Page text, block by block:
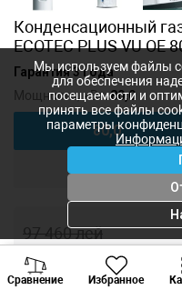
Конденсационный
ECOTEC PLUS VU OE
Гарантия 3 года
Мощность, кВт:80,0
80,0
97 460лей
88 600 лей
Сравнение Избранное
Мы используем файлы
для обеспечения
посещаемости и
принять все файлы
параметры